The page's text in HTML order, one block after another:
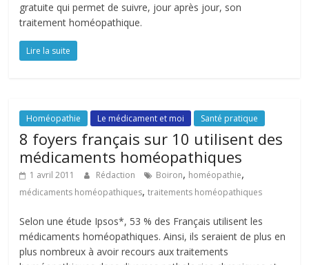
gratuite qui permet de suivre, jour après jour, son
traitement homéopathique.
Lire la suite
Homéopathie Le médicament et moi Santé pratique
8 foyers français sur 10 utilisent des
médicaments homéopathiques
1 avril 2011 Rédaction Boiron, homéopathie,
médicaments homéopathiques,traitements homéopathiques
Selon une étude Ipsos*, 53 % des Français utilisent les
médicaments homéopathiques. Ainsi, ils seraient de plus en
plus nombreux à avoir recours aux traitements